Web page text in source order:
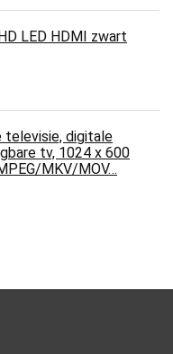
LED HDMI zwart
televisie, digitale
tv, 1024 x 600
MKV/MOV…